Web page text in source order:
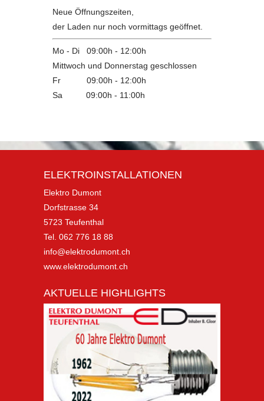
Neue Öffnungszeiten,
der Laden nur noch vormittags geöffnet.
Mo - Di 09:00h - 12:00h
Mittwoch und Donnerstag geschlossen
Fr 09:00h - 12:00h
Sa
09:00h - 11:00h
ELEKTROINSTALLATIONEN
Elektro Dumont
Dorfstrasse 34
5723 Teufenthal
Tel. 062 776 18 88
info@elektrodumont.ch
www.elektrodumont.ch
AKTUELLE HIGHLIGHTS